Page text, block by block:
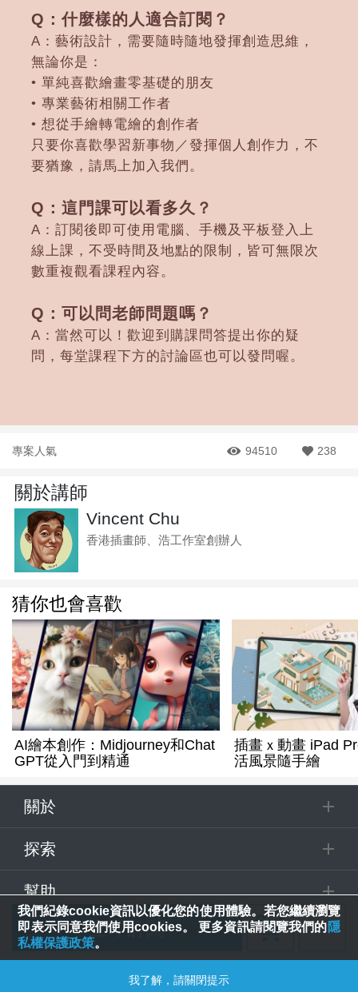
Q：什麼樣的人適合訂閱？
A：藝術設計，需要隨時隨地發揮創造思維，
無論你是：
• 單純喜歡繪畫零基礎的朋友
• 專業藝術相關工作者
• 想從手繪轉電繪的創作者
只要你喜歡學習新事物／發揮個人創作力，不
要猶豫，請馬上加入我們。
Q：這門課可以看多久？
A：訂閱後即可使用電腦、手機及平板登入上
線上課，不受時間及地點的限制，皆可無限次
數重複觀看課程內容。
Q：可以問老師問題嗎？
A：當然可以！歡迎到購課問答提出你的疑
問，每堂課程下方的討論區也可以發問喔。
專案人氣 94510 238
關於講師
Vincent Chu
香港插畫師、浩工作室創辦人
猜你也會喜歡
AI繪本創作：Midjourney和Chat
GPT從入門到精通
插畫ｘ動畫 iPad
活風景隨手繪
立即訂閱
關於
探索
幫助
追蹤
© 2025 Spring House Entertainment Tech. Inc. All Rights Reserved.
我們紀錄cookie資訊以優化您的使用體驗。若您繼續瀏覽
即表示同意我們使用cookies。 更多資訊請閱覽我們的隱
私權保護政策。
我了解，請關閉提示